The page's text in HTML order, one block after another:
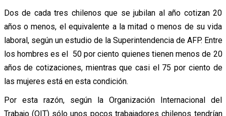
Dos de cada tres chilenos que se jubilan al año cotizan 20
años o menos, el equivalente a la mitad o menos de su vida
laboral, según un estudio de la Superintendencia de AFP. Entre
los hombres es el 50 por ciento quienes tienen menos de 20
años de cotizaciones, mientras que casi el 75 por ciento de
las mujeres está en esta condición.
Por esta razón, según la Organización Internacional del
Trabajo (OIT) sólo unos pocos trabajadores chilenos tendrían